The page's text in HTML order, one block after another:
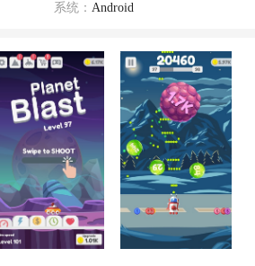
系统： Android